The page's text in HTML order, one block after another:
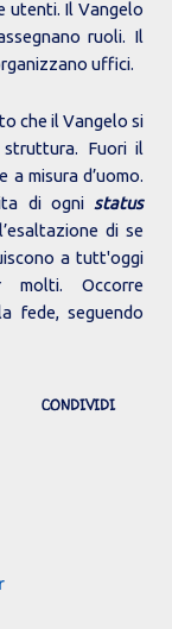
utenti. Il Vangelo
ruoli. Il
uffici.
che il Vangelo si
Fuori il
misura d’uomo.
di ogni status
di se
a tutt'oggi
Occorre
fede, seguendo
CONDIVIDI